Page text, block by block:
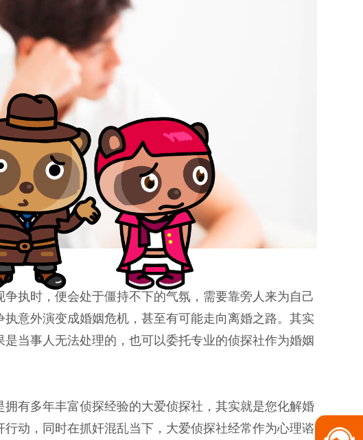
执时，便会处于僵持不下的气氛，需要靠旁人来为自己
意外演变成婚姻危机，甚至有可能走向离婚之路。其实
当事人无法处理的，也可以委托专业的侦探社作为婚姻
有多年丰富侦探经验的大爱侦探社，其实就是您化解婚
动，同时在抓奸混乱当下，大爱侦探社经常作为心理谘